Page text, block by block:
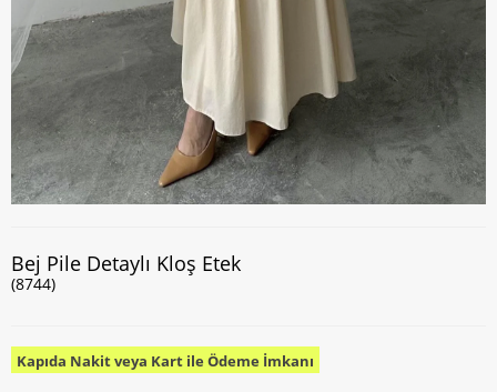
Bej Pile Detaylı Kloş Etek
(8744)
Kapıda Nakit veya Kart ile Ödeme İmkanı